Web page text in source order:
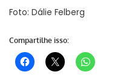
Foto: Dálie Felberg
Compartilhe isso: